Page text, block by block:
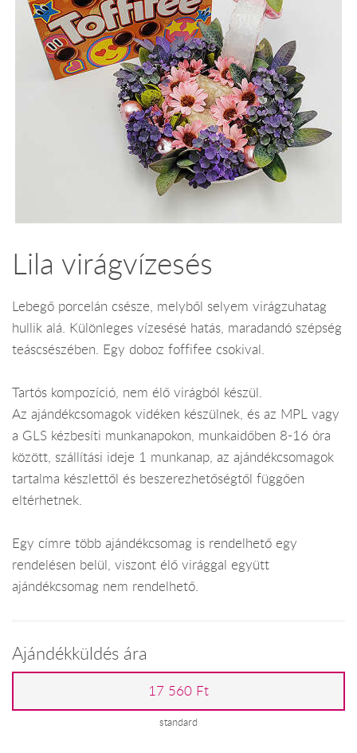
Lila virágvízesés
Lebegő porcelán csésze, melyből selyem virágzuhatag
hullik alá. Különleges vízesésé hatás, maradandó szépség
teáscsészében. Egy doboz foffifee csokival.
Tartós kompozíció, nem élő virágból készül.
Az ajándékcsomagok vidéken készülnek, és az MPL vagy
a GLS kézbesíti munkanapokon, munkaidőben 8-16 óra
között, szállítási ideje 1 munkanap, az ajándékcsomagok
tartalma készlettől és beszerezhetőségtől függően
eltérhetnek.
Egy címre több ajándékcsomag is rendelhető egy
rendelésen belül, viszont élő virággal együtt
ajándékcsomag nem rendelhető.
Ajándékküldés ára
17 560 Ft
standard